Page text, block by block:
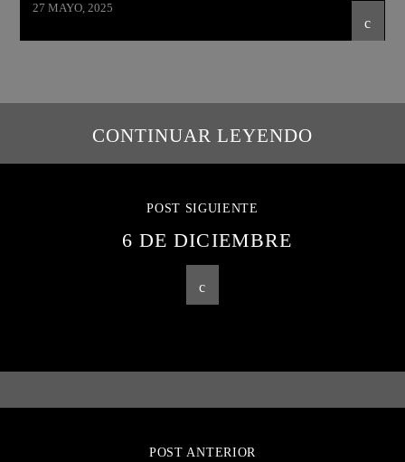
27 MAYO, 2025
CONTINUAR LEYENDO
POST SIGUIENTE
6 DE DICIEMBRE
POST ANTERIOR